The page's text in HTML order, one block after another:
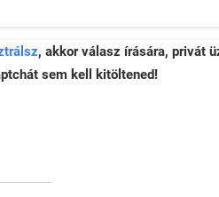
, akkor válasz írására, privát
sem kell kitöltened!